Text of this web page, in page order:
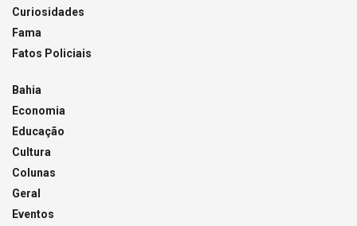
Curiosidades
Fama
Fatos Policiais
Bahia
Economia
Educação
Cultura
Colunas
Geral
Eventos